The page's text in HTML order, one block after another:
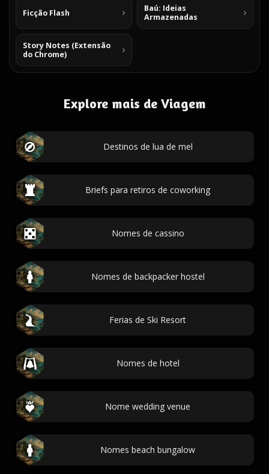
Ficção Flash
Baú: Ideias
Armazenadas
Story Notes (Extensão
do Chrome)
Explore mais de Viagem
Destinos de lua de mel
Briefs para retiros de coworking
Nomes de cassino
Nomes de backpacker hostel
Ferias de Ski Resort
Nomes de hotel
Nome wedding venue
Nomes beach bungalow